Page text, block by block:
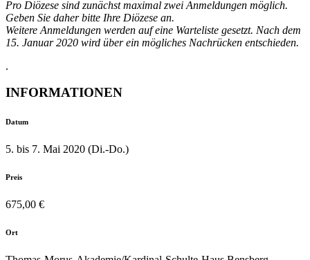
Pro Diözese sind zunächst maximal zwei Anmeldungen möglich.
Geben Sie daher bitte Ihre Diözese an.
Weitere Anmeldungen werden auf eine Warteliste gesetzt. Nach dem
15. Januar 2020 wird über ein mögliches Nachrücken entschieden.
.
INFORMATIONEN
Datum
5. bis 7. Mai 2020 (Di.-Do.)
Preis
675,00 €
Ort